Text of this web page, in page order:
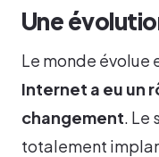
Une
Le monde
Internet a eu un
changement. Le
totalement